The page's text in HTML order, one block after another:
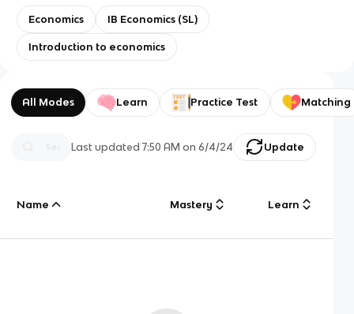
Economics IB Economics (SL)
Introduction to economics
All Modes Learn Practice Test Matching
Last updated7:50 AM on 6/4/24 Update
Name Mastery Learn